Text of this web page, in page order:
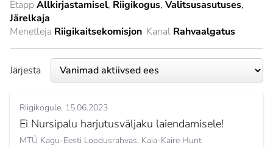
EtappAllkirjastamisel Riigikogus Valitsusasutuses
Järelkaja
Menetleja Riigikaitsekomisjon Kanal Rahvaalgatus
Järjesta
Riigikogule 15.06.2023
Ei Nursipalu harjutusväljaku laiendamisele!
MTÜ Kagu-Eesti Loodusrahvas, Kaia-Kaire Hunt